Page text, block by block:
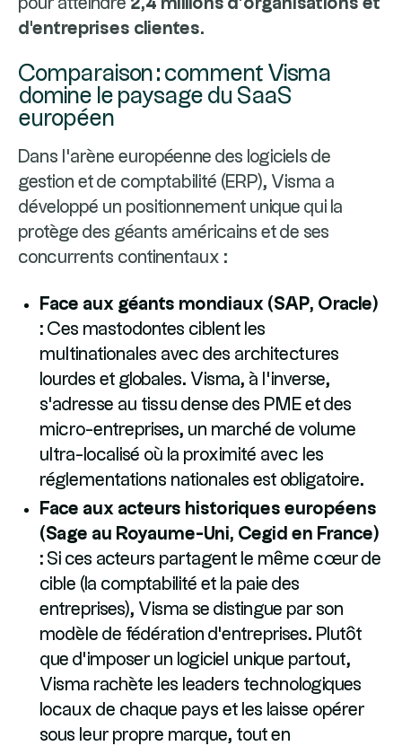
d'entreprises clientes.
Comparaison : comment Visma
domine le paysage du SaaS
européen
Dans l'arène européenne des logiciels de
gestion et de comptabilité (ERP), Visma a
développé un positionnement unique qui la
protège des géants américains et de ses
concurrents continentaux :
Face aux géants mondiaux (SAP, Oracle)
: Ces mastodontes ciblent les
multinationales avec des architectures
lourdes et globales. Visma, à l'inverse,
s'adresse au tissu dense des PME et des
micro-entreprises, un marché de volume
ultra-localisé où la proximité avec les
réglementations nationales est obligatoire.
Face aux acteurs historiques européens
(Sage au Royaume-Uni, Cegid en France)
: Si ces acteurs partagent le même cœur de
cible (la comptabilité et la paie des
entreprises), Visma se distingue par son
modèle de fédération d'entreprises. Plutôt
que d'imposer un logiciel unique partout,
Visma rachète les leaders technologiques
locaux de chaque pays et les laisse opérer
sous leur propre marque, tout en